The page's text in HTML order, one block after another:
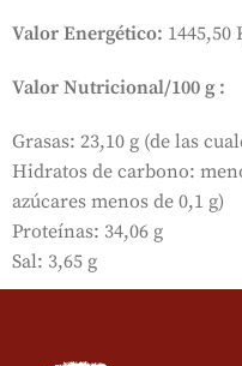
Valor Energético: 1445,50
Valor Nutricional/100 g :
Grasas: 23,10 g (de las
Hidratos de carbono:
azúcares menos de 0,1 g)
Proteínas: 34,06 g
Sal: 3,65 g